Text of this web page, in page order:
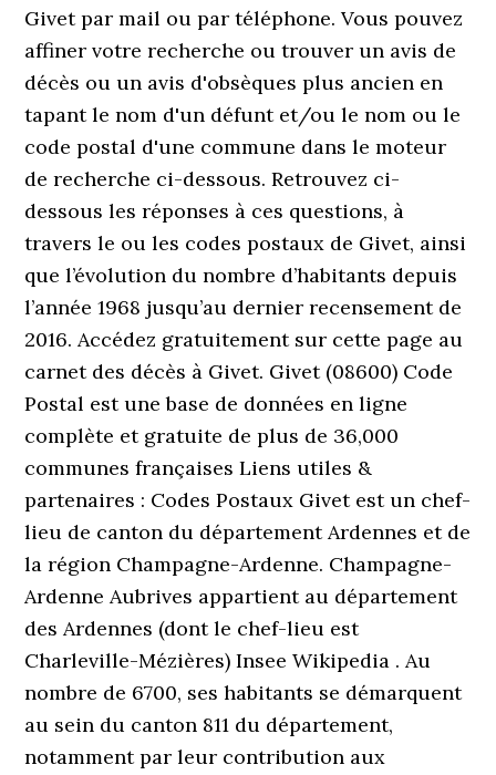
Givet par mail ou par téléphone. Vous pouvez
affiner votre recherche ou trouver un avis de
décès ou un avis d'obsèques plus ancien en
tapant le nom d'un défunt et/ou le nom ou le
code postal d'une commune dans le moteur
de recherche ci-dessous. Retrouvez ci-
dessous les réponses à ces questions, à
travers le ou les codes postaux de Givet, ainsi
que l’évolution du nombre d’habitants depuis
l’année 1968 jusqu’au dernier recensement de
2016. Accédez gratuitement sur cette page au
carnet des décès à Givet. Givet (08600) Code
Postal est une base de données en ligne
complète et gratuite de plus de 36,000
communes françaises Liens utiles &
partenaires : Codes Postaux Givet est un chef-
lieu de canton du département Ardennes et de
la région Champagne-Ardenne. Champagne-
Ardenne Aubrives appartient au département
des Ardennes (dont le chef-lieu est
Charleville-Mézières) Insee Wikipedia . Au
nombre de 6700, ses habitants se démarquent
au sein du canton 811 du département,
notamment par leur contribution aux